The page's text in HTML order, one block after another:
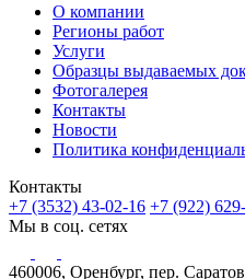
О компании
Регионы работ
Услуги
Образцы выдаваемых
Фотогалерея
Контакты
Новости
Политика
Контакты
+7 (3532) 43-02-16 +7 (922)
Мы в соц. сетях
460006, Оренбург, пер.